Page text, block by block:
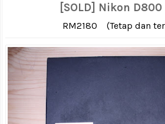
[SOLD] Nikon D800
RM2180 (Tetap dan